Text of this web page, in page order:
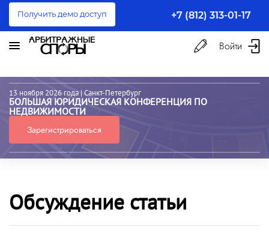
Получить демо доступ +7 (812) 313-01-17
Войти
13 ноября 2026 года | Санкт-Петербург
БОЛЬШАЯ ЮРИДИЧЕСКАЯ КОНФЕРЕНЦИЯ ПО
НЕДВИЖИМОСТИ
Зарегистрироваться
Обсуждение статьи